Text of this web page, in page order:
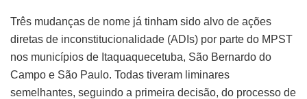
Três mudanças de nome já tinham sido alvo de ações
diretas de inconstitucionalidade (ADIs) por parte do MPST
nos municípios de Itaquaquecetuba, São Bernardo do
Campo e São Paulo. Todas tiveram liminares
semelhantes, seguindo a primeira decisão, do processo de